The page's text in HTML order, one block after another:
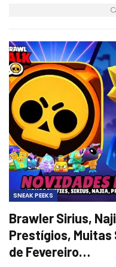
SNEAK PEEKS
Brawler Sirius,
Prestígios, Muitas
de Fevereiro…